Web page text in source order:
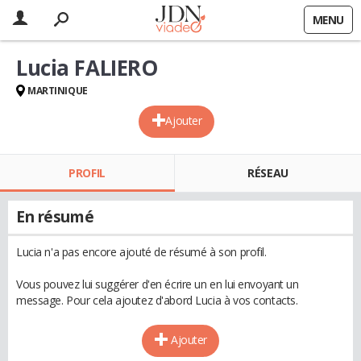
MENU
Ajouter
Lucia FALIERO
MARTINIQUE
PROFIL RÉSEAU
En résumé
Lucia n'a pas encore ajouté de résumé à son profil.
Vous pouvez lui suggérer d'en écrire un en lui envoyant un
message. Pour cela ajoutez d'abord Lucia à vos contacts.
Ajouter